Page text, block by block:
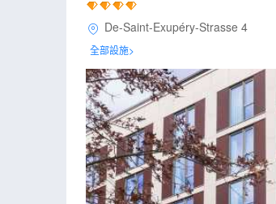
De-Saint-Exupéry-Strasse 4
全部設施>